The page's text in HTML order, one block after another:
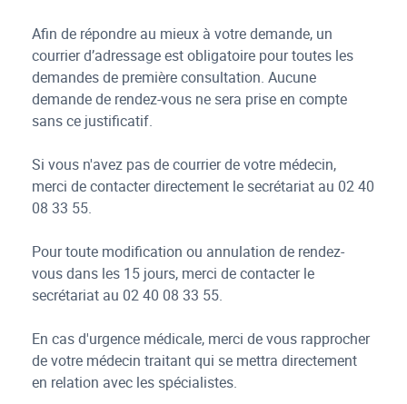
Afin de répondre au mieux à votre demande, un
courrier d’adressage est obligatoire pour toutes les
demandes de première consultation. Aucune
demande de rendez-vous ne sera prise en compte
sans ce justificatif.
Si vous n'avez pas de courrier de votre médecin,
merci de contacter directement le secrétariat au 02 40
08 33 55.
Pour toute modification ou annulation de rendez-
vous dans les 15 jours, merci de contacter le
secrétariat au 02 40 08 33 55.
En cas d'urgence médicale, merci de vous rapprocher
de votre médecin traitant qui se mettra directement
en relation avec les spécialistes.